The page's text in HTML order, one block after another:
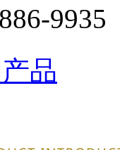
9935
品